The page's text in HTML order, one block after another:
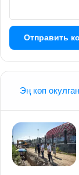
Эң көп